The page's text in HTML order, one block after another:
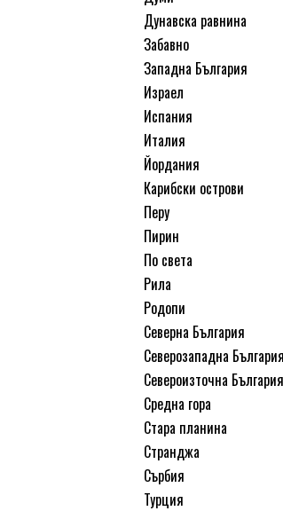
Дунавска равнина
Забавно
Западна България
Израел
Испания
Италия
Йордания
Карибски острови
Перу
Пирин
По света
Рила
Родопи
Северна България
Северозападна България
Североизточна България
Средна гора
Стара планина
Странджа
Сърбия
Турция